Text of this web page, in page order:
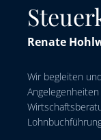
Renate
Wir begleiten